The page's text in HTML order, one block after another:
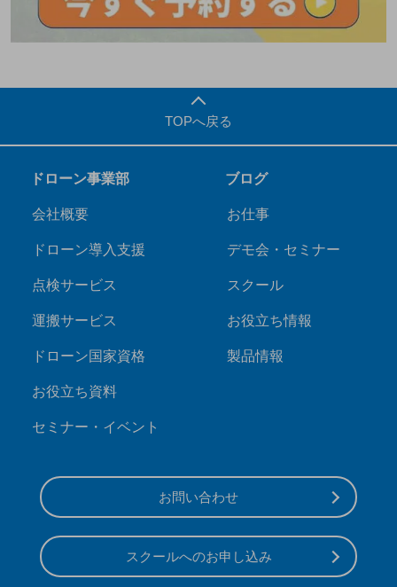
TOPへ戻る
ドローン事業部
会社概要
ドローン導入支援
点検サービス
運搬サービス
ドローン国家資格
お役立ち資料
セミナー・イベント
ブログ
お仕事
デモ会・セミナー
スクール
お役立ち情報
製品情報
お問い合わせ
スクールへのお申し込み